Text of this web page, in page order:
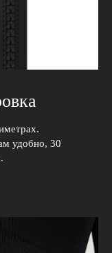
удобно, 30